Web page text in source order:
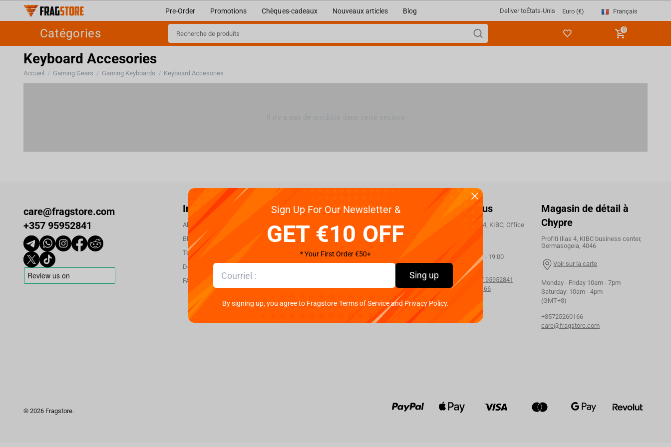
Pre-Order Promotions Chèques-cadeaux Nouveaux articles Blog Deliver toÉtats-Unis Euro (€) Français
Catégories 0
Keyboard Accesories
Accueil / Gaming Gears / Gaming Keyboards / Keyboard Accesories
care@fragstore.com
+357 95952841
Informations
About us
Blog
Terms and conditions
Delivery
FAQ
Soutien
Politique relative aux
cookies
confidentialité
Livraison
DHL
UPS
DPD
Contactez-nous
Limassol, Profiti Ilias 4, KIBC, Office
Monday - Friday 09:00 - 19:00
(GMT+3)
For wholesalers:
+357 95952841
Finance:+357 25260166
Magasin de détail à
Chypre
Profiti Ilias 4, KIBC business center,
Germasogeia, 4046
Voir sur la carte
Monday - Friday 10am - 7pm
Saturday: 10am - 4pm
(GMT+3)
+35725260166
care@fragstore.com
Sign Up For Our Newsletter &
GET €10 OFF
* Your First Order €50+
Sing up
By signing up, you agree to Fragstore Terms of Service and Privacy Policy.
© 2026 Fragstore.